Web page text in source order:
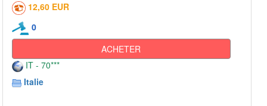
12,60 EUR
0
ACHETER
IT - 70***
Italie